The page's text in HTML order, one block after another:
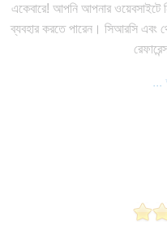
একেবারে! আপনি আপনার ওয়েবসাইটে
ব্যবহার করতে পারেন। সিআরসি এবং
...